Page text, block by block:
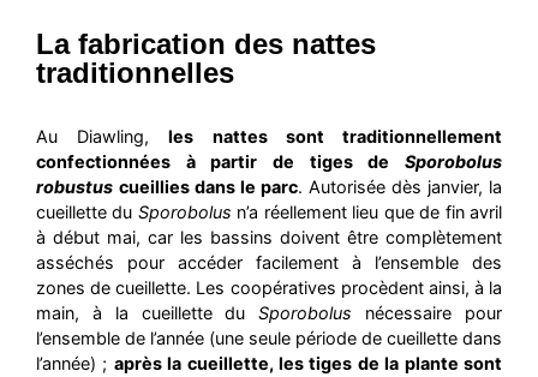
La fabrication des nattes
traditionnelles
Au Diawling,les nattes sont traditionnellement
confectionnées à partir de tiges de Sporobolus
robustus cueillies dans le parc. Autorisée dès janvier, la
cueillette du Sporobolus n’a réellement lieu que de fin avril
à début mai, car les bassins doivent être complètement
asséchés pour accéder facilement à l’ensemble des
zones de cueillette. Les coopératives procèdent ainsi, à la
main, à la cueillette duSporobolus nécessaire pour
l’ensemble de l’année (une seule période de cueillette dans
l’année) ; après la cueillette, les tiges de la plante sont